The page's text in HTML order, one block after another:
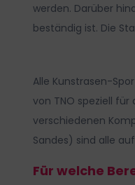
werden. Darüber
beständig ist. Die
Alle Kunstrasen-
von TNO speziell
verschiedenen
Sandes) sind alle
Für welche